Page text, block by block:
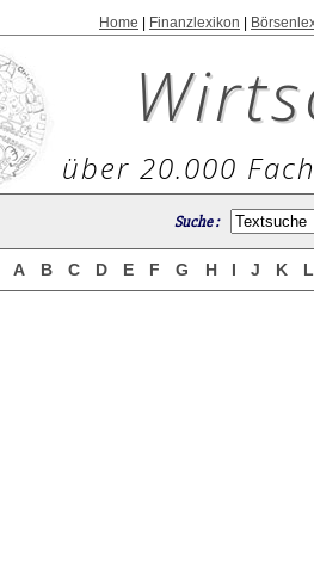
Home Finanzlexikon
über 20.000
Suche :
A B C D E F G H I J K